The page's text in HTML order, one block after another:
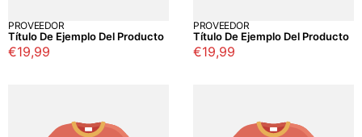
PROVEEDOR
Título De Ejemplo Del Producto
Precio
€19,99
PROVEEDOR
Título De Ejemplo Del Producto
Precio
€19,99